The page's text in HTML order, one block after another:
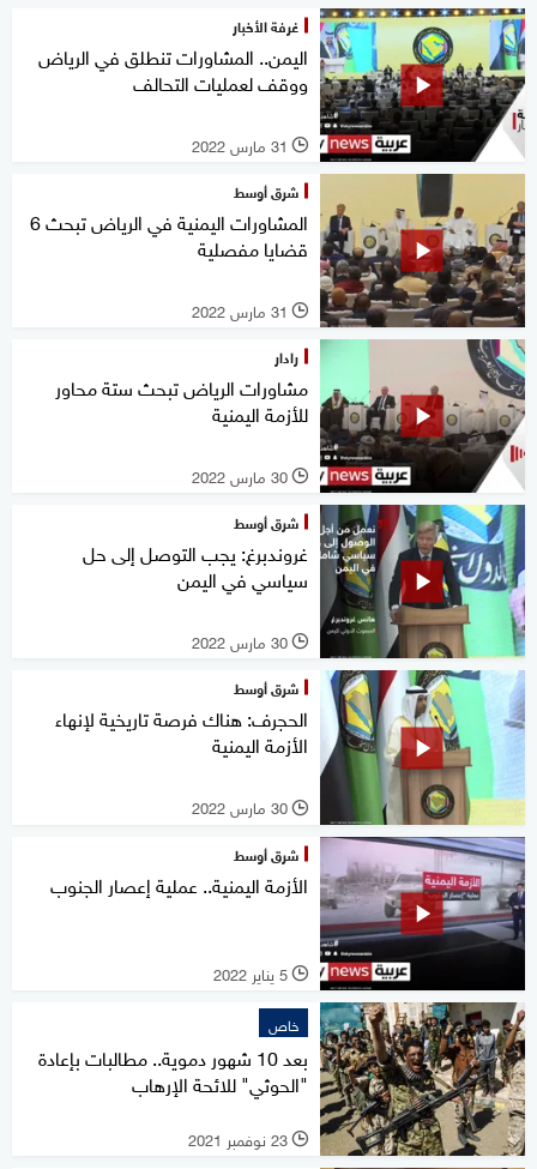
غرفة الأخبار
اليمن.. المشاورات تنطلق في الرياض
ووقف لعمليات التحالف
l 31 مارس 2022
شرق أوسط
المشاورات اليمنية في الرياض تبحث 6
قضايا مفصلية
l 31 مارس 2022
رادار
مشاورات الرياض تبحث ستة محاور
للأزمة اليمنية
l 30 مارس 2022
شرق أوسط
غروندبرغ: يجب التوصل إلى حل
سياسي في اليمن
l 30 مارس 2022
شرق أوسط
الحجرف: هناك فرصة تاريخية لإنهاء
الأزمة اليمنية
l 30 مارس 2022
شرق أوسط
الأزمة اليمنية.. عملية إعصار الجنوب
l 5 يناير 2022
خاص
بعد 10 شهور دموية.. مطالبات بإعادة
"الحوثي" للائحة الإرهاب
l 23 نوفمبر 2021